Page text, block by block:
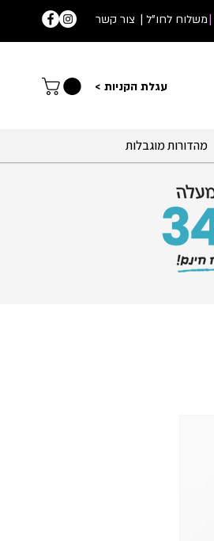
צור קשר | משלוח לחו"ל
עגלת הקניות >
מהדורות מוגבלות